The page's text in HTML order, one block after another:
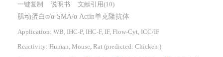
一键复制 说明书 文献引用(10)
肌动蛋白α/α-SMA/α Actin单克隆抗体
Application: WB, IHC-P, IHC-F, IF, Flow-Cyt, ICC/IF
Reactivity: Human, Mouse, Rat (predicted: Chicken )